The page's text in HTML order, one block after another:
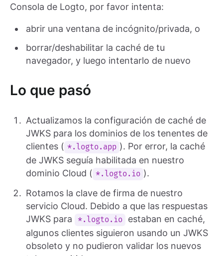
Consola de Logto, por favor intenta:
abrir una ventana de incógnito/privada, o
borrar/deshabilitar la caché de tu
navegador, y luego intentarlo de nuevo
Lo que pasó
Actualizamos la configuración de caché de
JWKS para los dominios de los tenentes de
clientes ( *.logto.app ). Por error, la caché
de JWKS seguía habilitada en nuestro
dominio Cloud ( *.logto.io ).
Rotamos la clave de firma de nuestro
servicio Cloud. Debido a que las respuestas
JWKS para
*.logto.io
estaban en caché,
algunos clientes siguieron usando un JWKS
obsoleto y no pudieron validar los nuevos